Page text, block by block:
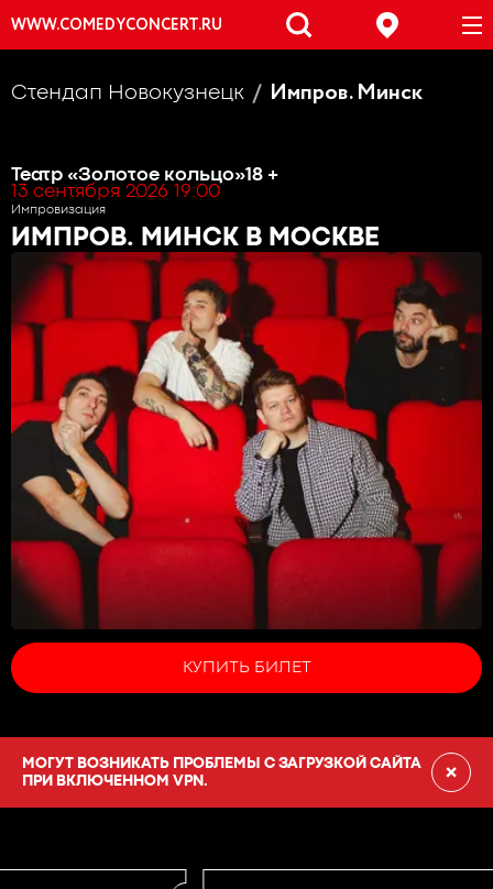
WWW.COMEDYCONCERT.RU
Стендап Новокузнецк Импров. Минск
Театр «Золотое кольцо»18 +
13 сентября 2026 19:00
Импровизация
ИМПРОВ. МИНСК В МОСКВЕ
КУПИТЬ БИЛЕТ
МОГУТ ВОЗНИКАТЬ ПРОБЛЕМЫ С ЗАГРУЗКОЙ САЙТА
ПРИ ВКЛЮЧЕННОМ VPN.
×